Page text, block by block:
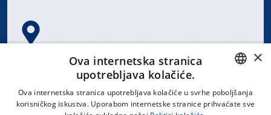
Spinčićeva 1, 21000 Split
CROATIAN
×
Ova internetska stranica
upotrebljava kolačiće.
Ova internetska stranica upotrebljava kolačiće u svrhe poboljšanja
korisničkog iskustva. Uporabom internetske stranice prihvaćate sve